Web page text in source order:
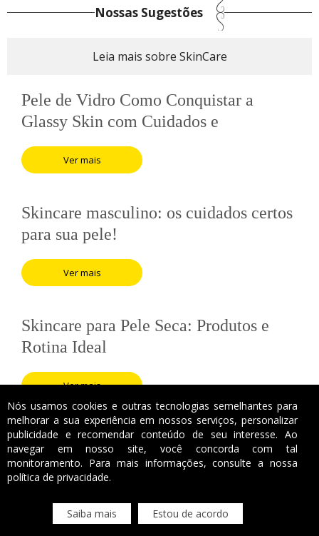
Nossas Sugestões
Leia mais sobre SkinCare
Pele de Vidro Como Conquistar a
Glassy Skin com Cuidados e
Tratamentos Avançados
Ver mais
Skincare masculino: os cuidados certos
para sua pele!
Ver mais
Skincare para Pele Seca: Produtos e
Rotina Ideal
Ver mais
Nós usamos cookies e outras tecnologias semelhantes para
melhorar a sua experiência em nossos serviços, personalizar
publicidade e recomendar conteúdo de seu interesse. Ao
navegar em nosso site, você concorda com tal
monitoramento. Para mais informações, consulte a nossa
política de privacidade.
Saiba mais Estou de acordo